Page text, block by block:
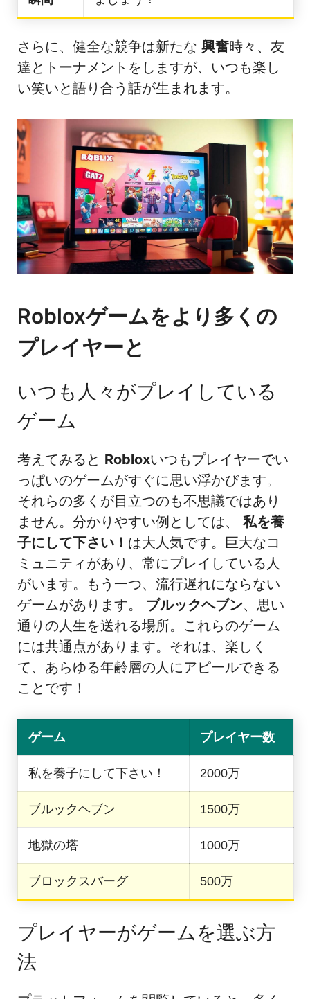
さらに、健全な競争は新たな 興奮時々、友
達とトーナメントをしますが、いつも楽し
い笑いと語り合う話が生まれます。
Robloxゲームをより多くの
プレイヤーと
いつも人々がプレイしている
ゲーム
考えてみると Robloxいつもプレイヤーでい
っぱいのゲームがすぐに思い浮かびます。
それらの多くが目立つのも不思議ではあり
ません。分かりやすい例としては、 私を養
子にして下さい！ は大人気です。巨大なコ
ミュニティがあり、常にプレイしている人
がいます。もう一つ、流行遅れにならない
ゲームがあります。 ブルックヘブン、思い
通りの人生を送れる場所。これらのゲーム
には共通点があります。それは、楽しく
て、あらゆる年齢層の人にアピールできる
ことです！
ゲーム プレイヤー数
私を養子にして下さい！ 2000万
ブルックヘブン 1500万
地獄の塔 1000万
ブロックスバーグ 500万
プレイヤーがゲームを選ぶ方
法